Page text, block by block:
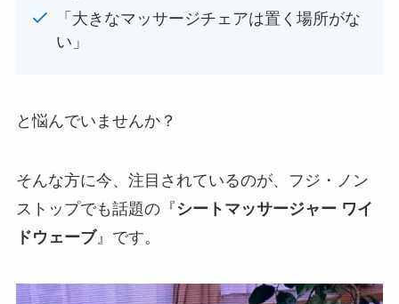
「大きなマッサージチェアは置く場所がな
い」
と悩んでいませんか？
そんな方に今、注目されているのが、フジ・ノン
ストップでも話題の『 シートマッサージャー ワイ
ドウェーブ』です。